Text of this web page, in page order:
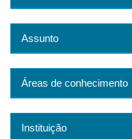
Assunto
Áreas de conhecimento
Instituição